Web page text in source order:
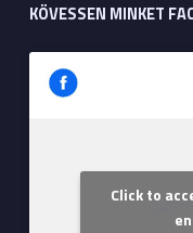
KÖVESSEN MINKET
Click to